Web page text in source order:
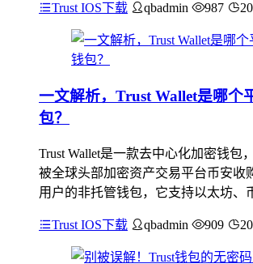
Trust IOS下载 qbadmin 987
一文解析，Trust Wallet是哪个
包？
Trust Wallet是一款去中心化加密钱包
被全球头部加密资产交易平台币安收
用户的非托管钱包，它支持以太坊、
Trust IOS下载 qbadmin 909